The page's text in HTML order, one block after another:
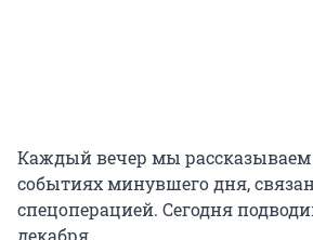
Каждый вечер мы
событиях минувшего дня,
спецоперацией. Сегодня
декабря.